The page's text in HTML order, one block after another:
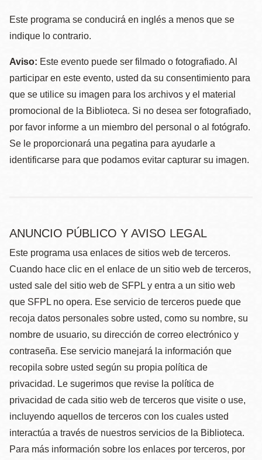
Este programa se conducirá en inglés a menos que se
indique lo contrario.
Aviso: Este evento puede ser filmado o fotografiado. Al
participar en este evento, usted da su consentimiento para
que se utilice su imagen para los archivos y el material
promocional de la Biblioteca. Si no desea ser fotografiado,
por favor informe a un miembro del personal o al fotógrafo.
Se le proporcionará una pegatina para ayudarle a
identificarse para que podamos evitar capturar su imagen.
ANUNCIO PÚBLICO Y AVISO LEGAL
Este programa usa enlaces de sitios web de terceros.
Cuando hace clic en el enlace de un sitio web de terceros,
usted sale del sitio web de SFPL y entra a un sitio web
que SFPL no opera. Ese servicio de terceros puede que
recoja datos personales sobre usted, como su nombre, su
nombre de usuario, su dirección de correo electrónico y
contraseña. Ese servicio manejará la información que
recopila sobre usted según su propia política de
privacidad. Le sugerimos que revise la política de
privacidad de cada sitio web de terceros que visite o use,
incluyendo aquellos de terceros con los cuales usted
interactúa a través de nuestros servicios de la Biblioteca.
Para más información sobre los enlaces por terceros, por